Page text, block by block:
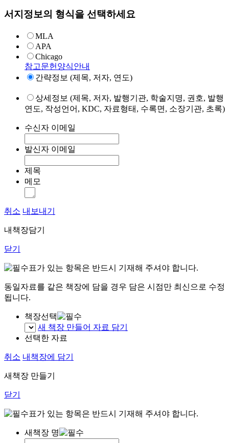
서지정보의 형식을 선택하세요
MLA
APA
Chicago
참고문헌양식안내
간략정보 (제목, 저자, 연도)
상세정보 (제목, 저자, 발행기관, 학술지명, 권호, 발행
연도, 작성언어, KDC, 자료형태, 수록면, 소장기관, 초록)
수신자 이메일
발신자 이메일
제목
메모
취소 내보내기
내책장담기
닫기
표가 있는 항목은 반드시 기재해 주셔야 합니다.
동일자료를 같은 책장에 담을 경우 담은 시점만 최신으로 수정
됩니다.
책장선택
새 책장 만들어 자료 담기
선택한 자료
취소 내책장에 담기
새책장 만들기
닫기
표가 있는 항목은 반드시 기재해 주셔야 합니다.
새책장 명